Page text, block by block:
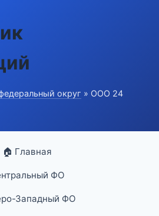
округ » ООО 24
🏠 Главная
ФО
Западный ФО